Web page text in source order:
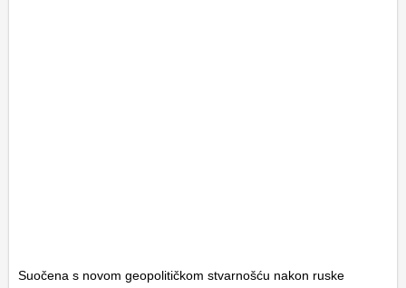
Suočena s novom geopolitičkom stvarnošću nakon ruske